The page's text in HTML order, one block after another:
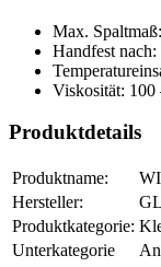
Max.
Handfest
Viskosität: 100
Produktdetails
Produktname:
Hersteller:
Produktkategorie:
Unterkategorie